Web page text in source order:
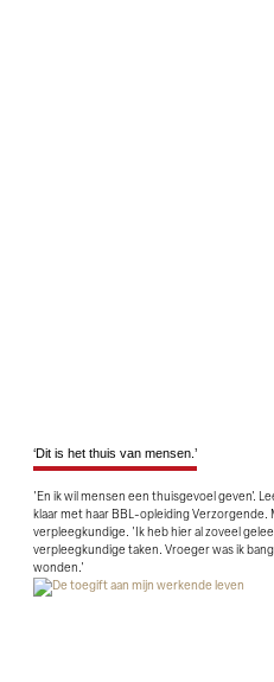
‘Dit is het thuis van mensen.’
'En ik wil mensen een thuisgevoel geven'.
klaar met haar BBL-opleiding Verzorgende.
verpleegkundige. 'Ik heb hier al zoveel
verpleegkundige taken. Vroeger was ik
wonden.'